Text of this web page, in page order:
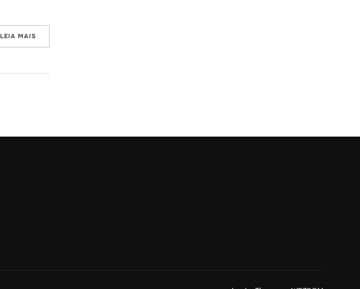
LEIA MAIS“HAIRPERFUME: A ESTRELA EM ASCENSÃO DO LUXO ACESSÍVEL – PARTE 1”